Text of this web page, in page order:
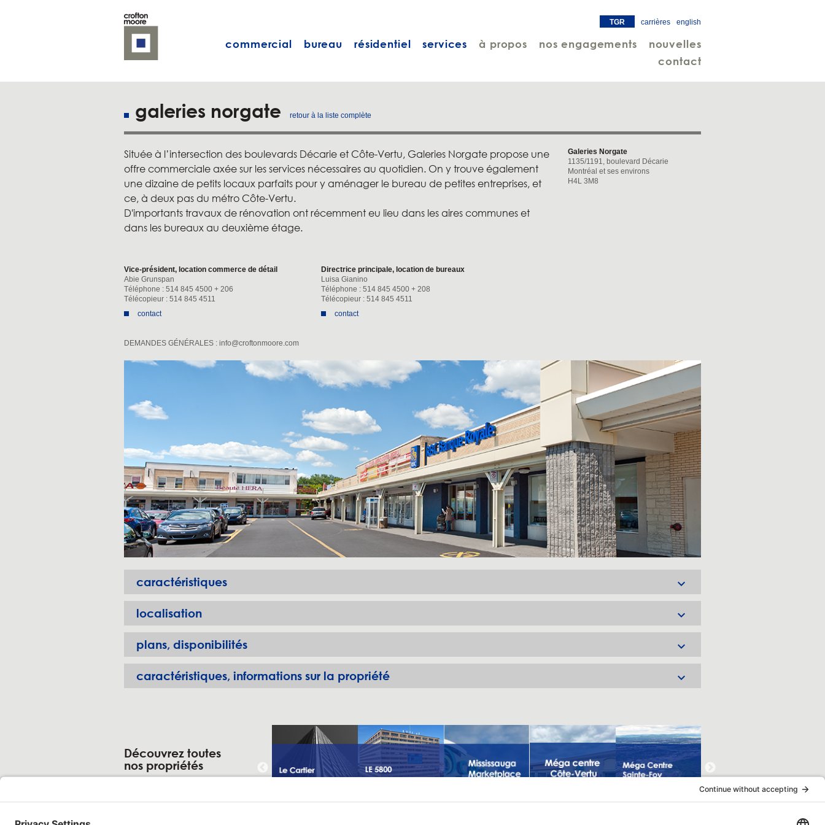
TGR carrières english
commercial bureau résidentiel services à propos nos engagements
nouvelles
contact
galeries norgate retour à la liste complète
Située à l’intersection des boulevards Décarie et Côte-Vertu, Galeries Norgate propose une
offre commerciale axée sur les services nécessaires au quotidien. On y trouve également
une dizaine de petits locaux parfaits pour y aménager le bureau de petites entreprises, et
ce, à deux pas du métro Côte-Vertu.
D'importants travaux de rénovation ont récemment eu lieu dans les aires communes et
dans les bureaux au deuxième étage.
Galeries Norgate
1135/1191, boulevard Décarie
Montréal et ses environs
H4L 3M8
Vice-président, location commerce de détail
Abie Grunspan
Téléphone : 514 845 4500 + 206
Télécopieur : 514 845 4511
contact
Directrice principale, location de bureaux
Luisa Gianino
Téléphone : 514 845 4500 + 208
Télécopieur : 514 845 4511
contact
DEMANDES GÉNÉRALES : info@croftonmoore.com
caractéristiques 
localisation 
plans, disponibilités 
caractéristiques, informations sur la propriété 
Découvrez toutes
nos propriétés